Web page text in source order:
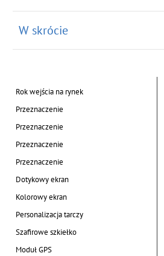
W skrócie
Rok wejścia na rynek
Przeznaczenie
Przeznaczenie
Przeznaczenie
Przeznaczenie
Dotykowy ekran
Kolorowy ekran
Personalizacja tarczy
Szafirowe szkiełko
Moduł GPS